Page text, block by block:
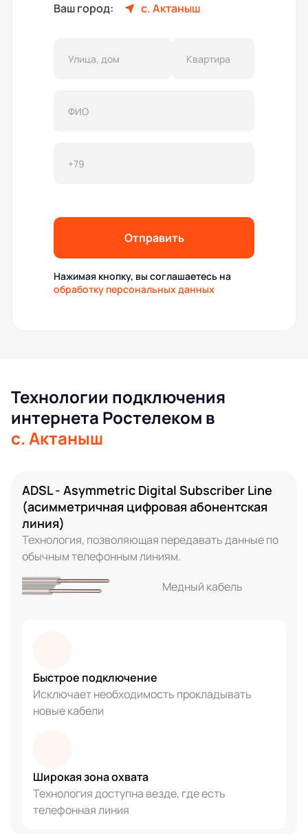
Ваш город: с. Актаныш
Отправить
Нажимая кнопку, вы соглашаетесь на
обработку персональных данных
Технологии подключения
интернета Ростелеком в
с. Актаныш
ADSL - Asymmetric Digital Subscriber Line
(асимметричная цифровая абонентская
линия)
Технология, позволяющая передавать данные по
обычным телефонным линиям.
Медный кабель
Быстрое подключение
Исключает необходимость прокладывать
новые кабели
Широкая зона охвата
Технология доступна везде, где есть
телефонная линия